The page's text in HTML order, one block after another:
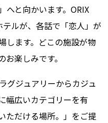
へと向かいます。ORIX
テルが、各話で「恋人」が
します。どこの施設が物
楽しみです。
グジュアリーからカジュ
幅広いカテゴリーを有
ただける場所。」をご提